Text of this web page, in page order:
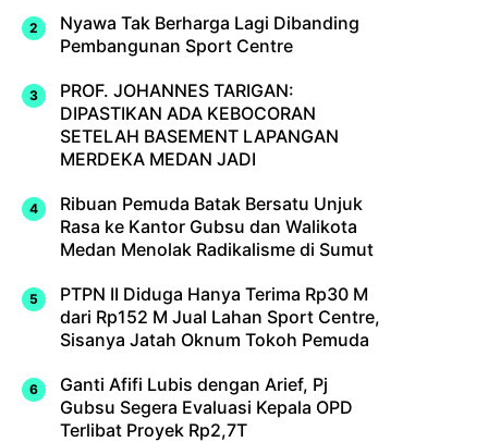
Nyawa Tak Berharga Lagi Dibanding
Pembangunan Sport Centre
PROF. JOHANNES TARIGAN:
DIPASTIKAN ADA KEBOCORAN
SETELAH BASEMENT LAPANGAN
MERDEKA MEDAN JADI
Ribuan Pemuda Batak Bersatu Unjuk
Rasa ke Kantor Gubsu dan Walikota
Medan Menolak Radikalisme di Sumut
PTPN II Diduga Hanya Terima Rp30 M
dari Rp152 M Jual Lahan Sport Centre,
Sisanya Jatah Oknum Tokoh Pemuda
Ganti Afifi Lubis dengan Arief, Pj
Gubsu Segera Evaluasi Kepala OPD
Terlibat Proyek Rp2,7T